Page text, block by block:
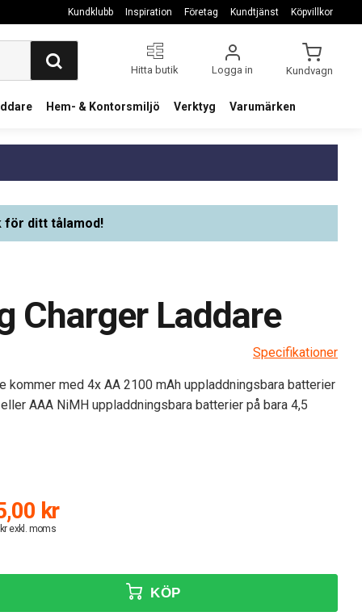
Kundklubb Inspiration Företag Kundtjänst Köpvillkor
Hitta butik Logga in Kundvagn
Hem- & Kontorsmiljö Verktyg Varumärken
för ditt tålamod!
Charger Laddare
Specifikationer
kommer med 4x AA 2100 mAh uppladdningsbara batterier
AAA NiMH uppladdningsbara batterier på bara 4,5
kr
exkl. moms
KÖP